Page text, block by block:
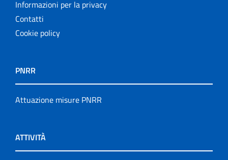
Informazioni per la privacy
Contatti
Cookie policy
PNRR
Attuazione misure PNRR
ATTIVITÀ